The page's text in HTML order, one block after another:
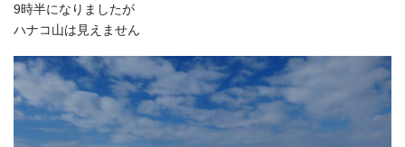
9時半になりましたが
ハナコ山は見えません